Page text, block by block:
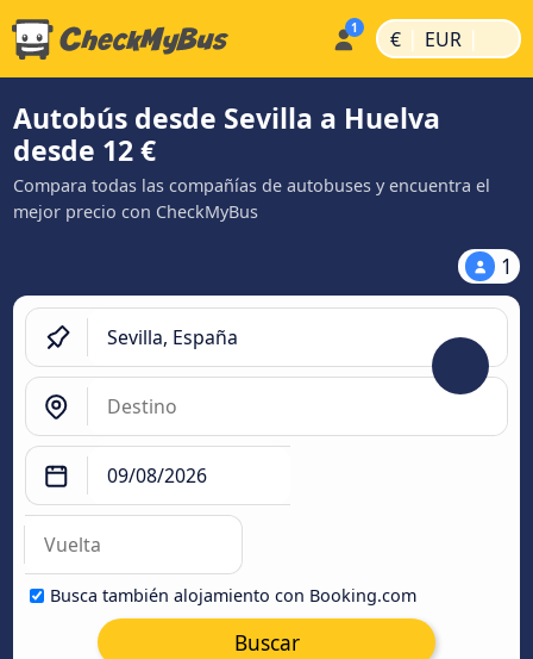
€ | EUR |
Autobús desde Sevilla a Huelva
desde 12 €
Compara todas las compañías de autobuses y encuentra el
mejor precio con CheckMyBus
1
Busca también alojamiento con Booking.com
Buscar